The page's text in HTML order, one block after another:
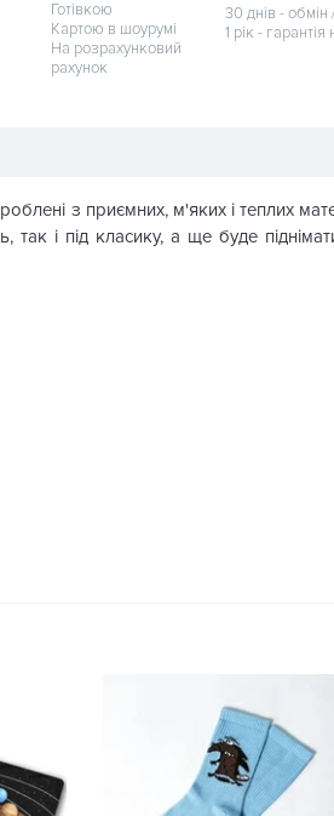
Готівкою
Картою в шоурумі
На розрахунковий
рахунок
30 днів -
1 рік - гарантія
з приємних, м'яких і теплих
і під класику, а ще буде